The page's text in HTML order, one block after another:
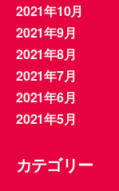
2021年10月
2021年9月
2021年8月
2021年7月
2021年6月
2021年5月
カテゴリー